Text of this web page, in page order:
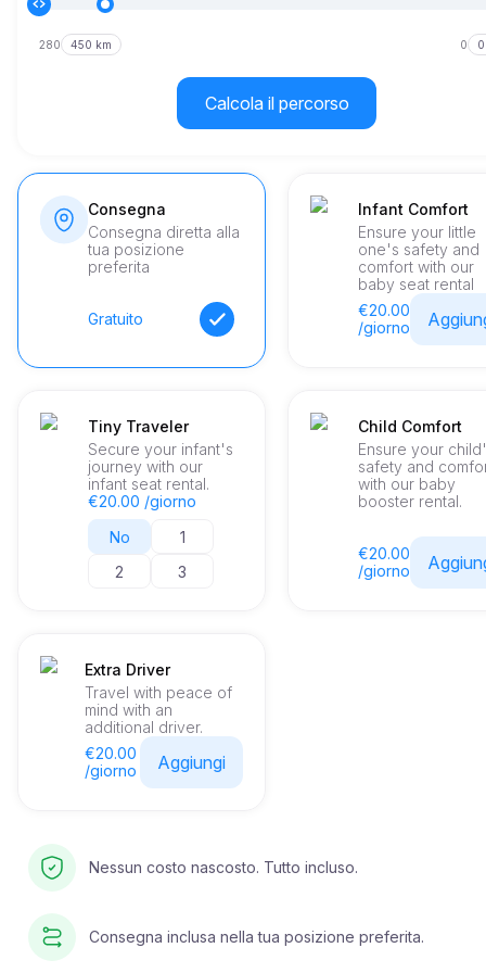
280 450 km 0
Calcola il percorso
Consegna
Consegna diretta alla
tua posizione
preferita
Gratuito
Infant Comfort
Ensure your little
one's safety and
comfort with our
baby seat rental
€20.00
/giorno
Tiny Traveler
Secure your infant's
journey with our
infant seat rental.
€20.00 /giorno
No
1
2
3
Child Comfort
Ensure your
safety and
with our baby
booster rental.
€20.00
/giorno
Extra Driver
Travel with peace of
mind with an
additional driver.
€20.00
/giorno
Aggiungi
Nessun costo nascosto. Tutto incluso.
Consegna inclusa nella tua posizione preferita.